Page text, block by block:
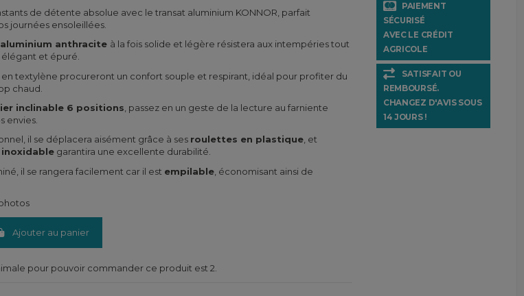
de détente absolue avec le transat aluminium KONNOR, parfait
journées ensoleillées.
anthracite à la fois solide et légère résistera aux intempéries tout
et épuré.
en textylène procureront un confort souple et respirant, idéal pour profiter du
chaud.
inclinable 6 positions , passez en un geste de la lecture au farniente
envies.
il se déplacera aisément grâce à ses roulettes en plastique, et
garantira une excellente durabilité.
il se rangera facilement car il est empilable, économisant ainsi de
Ajouter au panier
pour pouvoir commander ce produit est 2.
PAIEMENT
SÉCURISÉ
AVEC LE CRÉDIT
AGRICOLE
SATISFAIT OU
REMBOURSÉ.
CHANGEZ D'AVIS SOUS
14 JOURS !